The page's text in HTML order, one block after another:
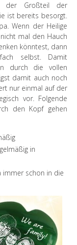
der Großteil der
ist bereits besorgt.
Wenn der Heilige
mal den Hauch
könntest, dann
selbst. Damit
durch die vollen
damit auch noch
nur einmal auf der
vor. Folgende
den Kopf gehen
in
immer schon in die